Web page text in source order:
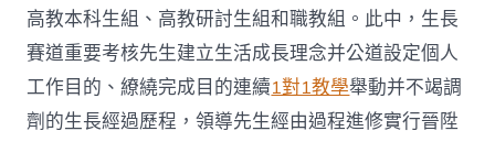
高教本科生組、高教研討生組和職教組。此中，生長
賽道重要考核先生建立生活成長理念并公道設定個人
工作目的、繚繞完成目的連續1對1教學舉動并不竭調
劑的生長經過歷程，領導先生經由過程進修實行晉陞